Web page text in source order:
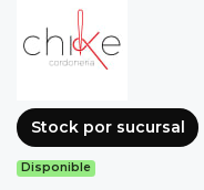
Stock por sucursal
Disponible